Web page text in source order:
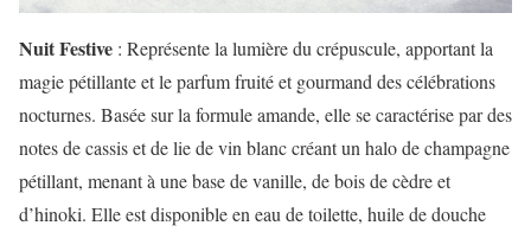
Nuit Festive : Représente la lumière du crépuscule, apportant la
magie pétillante et le parfum fruité et gourmand des célébrations
nocturnes. Basée sur la formule amande, elle se caractérise par des
notes de cassis et de lie de vin blanc créant un halo de champagne
pétillant, menant à une base de vanille, de bois de cèdre et
d’hinoki. Elle est disponible en eau de toilette, huile de douche